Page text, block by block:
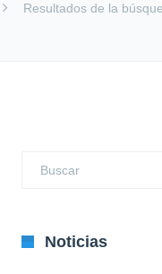
Resultados de la
Noticias